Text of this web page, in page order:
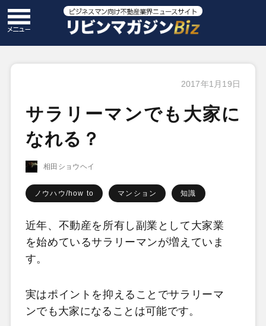
2017年1月19日
サラリーマンでも大家に
なれる？
相田ショウヘイ
ノウハウ/how to マンション 知識
近年、不動産を所有し副業として大家業
を始めているサラリーマンが増えていま
す。
実はポイントを抑えることでサラリーマ
ンでも大家になることは可能です。